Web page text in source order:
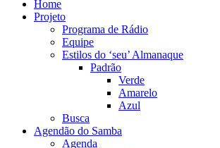
Home
Projeto
Programa de Rádio
Equipe
Estilos do ‘seu’ Almanaque
Padrão
Verde
Amarelo
Azul
Busca
Agendão do Samba
Agenda